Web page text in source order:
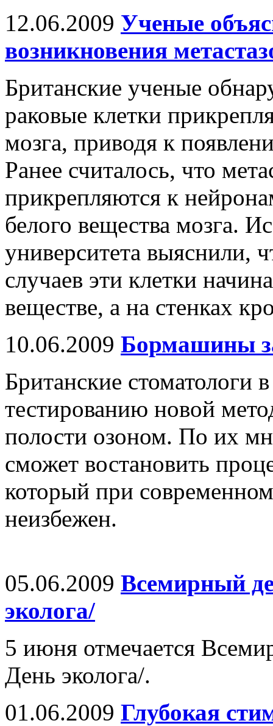
12.06.2009 Ученые
возникновения
Британские ученые
раковые клетки
мозга, приводя к
Ранее считалось, что
прикрепляются к
белого вещества мозга.
университета выяснили,
случаев эти клетки
веществе, а на стенках
10.06.2009 Бормашины
Британские стоматологи
тестированию новой
полости озоном. По их
сможет востановить
который при
неизбежен.
05.06.2009 Всемирный
эколога/
5 июня отмечается
День эколога/.
01.06.2009 Глубокая